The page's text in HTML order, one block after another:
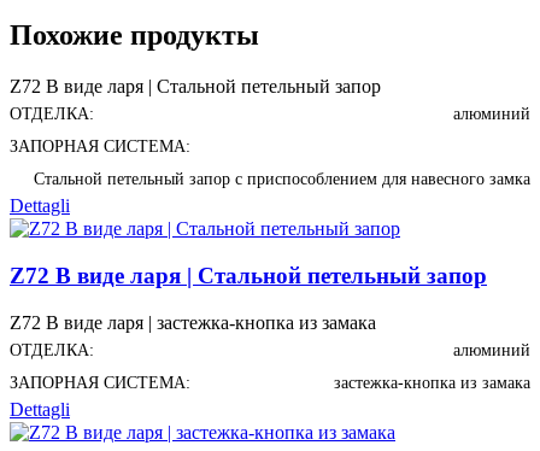
Похожие продукты
Z72 В виде ларя | Стальной петельный запор
ОТДЕЛКА:
алюминий
ЗАПОРНАЯ СИСТЕМА:
Стальной петельный запор с приспособлением для навесного замка
Dettagli
Z72 В виде ларя | Стальной петельный запор
Z72 В виде ларя | застежка-кнопка из замака
ОТДЕЛКА:
алюминий
ЗАПОРНАЯ СИСТЕМА:
застежка-кнопка из замака
Dettagli